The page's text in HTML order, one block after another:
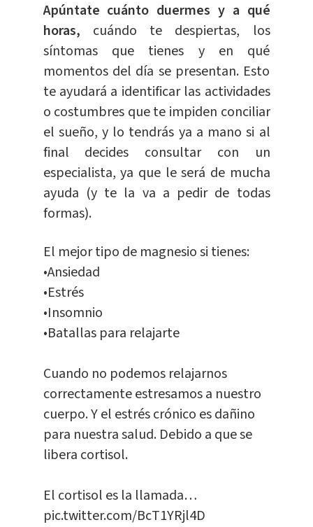
Apúntate cuánto duermes y a qué
horas, cuándo te despiertas, los
síntomas que tienes y en qué
momentos del día se presentan. Esto
te ayudará a identificar las actividades
o costumbres que te impiden conciliar
el sueño, y lo tendrás ya a mano si al
final decides consultar con un
especialista, ya que le será de mucha
ayuda (y te la va a pedir de todas
formas).
El mejor tipo de magnesio si tienes:
•Ansiedad
•Estrés
•Insomnio
•Batallas para relajarte
Cuando no podemos relajarnos
correctamente estresamos a nuestro
cuerpo. Y el estrés crónico es dañino
para nuestra salud. Debido a que se
libera cortisol.
El cortisol es la llamada…
pic.twitter.com/BcT1YRjl4D